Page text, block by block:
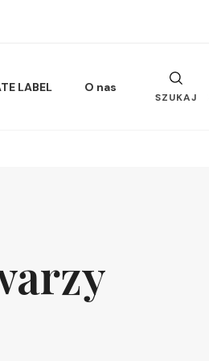
LABEL O nas
SZUKAJ